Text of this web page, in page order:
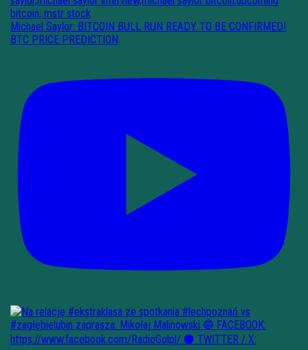
Michael Saylor: BITCOIN BULL RUN READY TO BE CONFIRMED!
BTC PRICE PREDICTION